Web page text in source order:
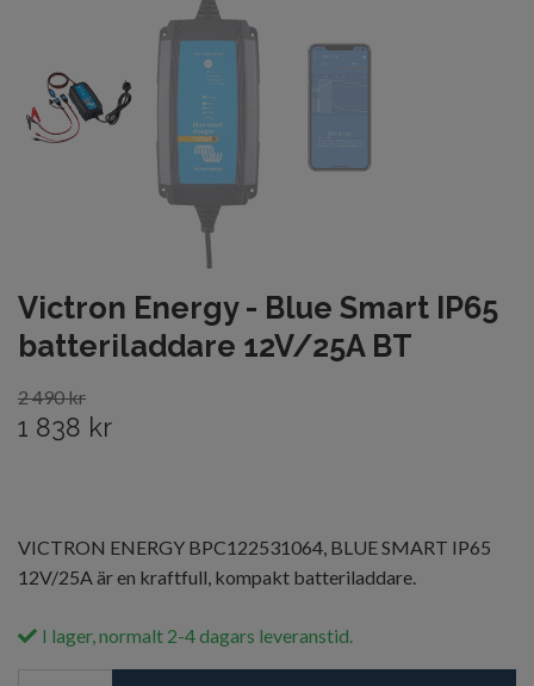
Victron Energy - Blue Smart IP65
batteriladdare 12V/25A BT
2 490 kr
1 838 kr
VICTRON ENERGY BPC122531064, BLUE SMART IP65
12V/25A är en kraftfull, kompakt batteriladdare.
I lager, normalt 2-4 dagars leveranstid.